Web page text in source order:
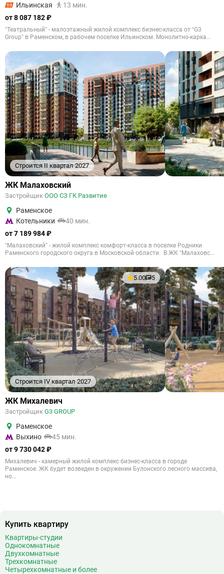
Ильинская
13 мин.
от 8 087 182 ₽
“Театральный” - малоэтажный жилой комплекс бизнес-класса от “G3
Group” в Раменском, в рабочем поселке Ильинском. Монолитно-карка...
Строится II квартал 2027
ЖК Малаховский
Застройщик ООО СЗ ГК Развитие
Раменское
Котельники
40 мин.
от 7 189 984 ₽
“Малаховский” - жилой комплекс комфорт-класса в поселке Родники
Раменского городского округа в Московской области. В ЖК “Малаховс...
Строится IV квартал 2027
5.00 5
ЖК Михалевич
Застройщик G3 GROUP
Раменское
Выхино
45 мин.
от 9 730 042 ₽
Михалевич - камерный жилой комплекс бизнес-класса в городе
Раменское. ЖК будет возведен в окружении Булонского лесного массива,
но...
Купить квартиру
Квартиры-студии
Однокомнатные
Двухкомнатные
Трехкомнатные
Четырехкомнатные и более